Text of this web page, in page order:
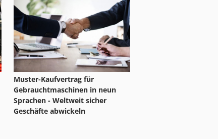
Muster-Kaufvertrag für
Gebrauchtmaschinen in neun
Sprachen - Weltweit sicher
Geschäfte abwickeln